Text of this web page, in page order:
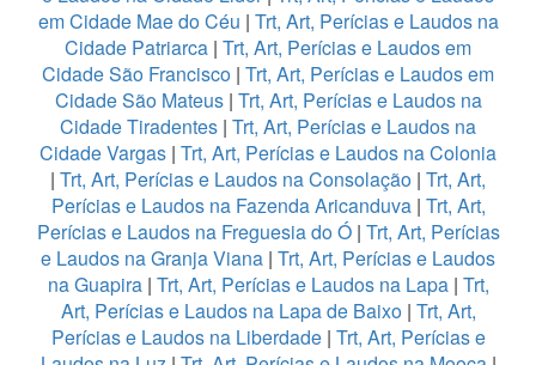
em Cidade Mae do Céu | Trt, Art, Perícias e Laudos na
Cidade Patriarca | Trt, Art, Perícias e Laudos em
Cidade São Francisco | Trt, Art, Perícias e Laudos em
Cidade São Mateus| Trt, Art, Perícias e Laudos na
Cidade Tiradentes | Trt, Art, Perícias e Laudos na
Cidade Vargas | Trt, Art, Perícias e Laudos na Colonia
| Trt, Art, Perícias e Laudos na Consolação | Trt, Art,
Perícias e Laudos na Fazenda Aricanduva| Trt, Art,
Perícias e Laudos na Freguesia do Ó| Trt, Art, Perícias
e Laudos na Granja Viana | Trt, Art, Perícias e Laudos
na Guapira| Trt, Art, Perícias e Laudos na Lapa| Trt,
Art, Perícias e Laudos na Lapa de Baixo | Trt, Art,
Perícias e Laudos na Liberdade | Trt, Art, Perícias e